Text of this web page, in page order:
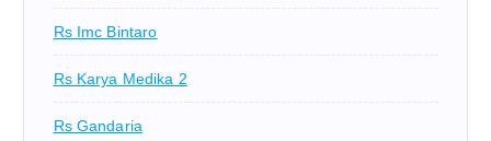
Rs Imc Bintaro
Rs Karya Medika 2
Rs Gandaria